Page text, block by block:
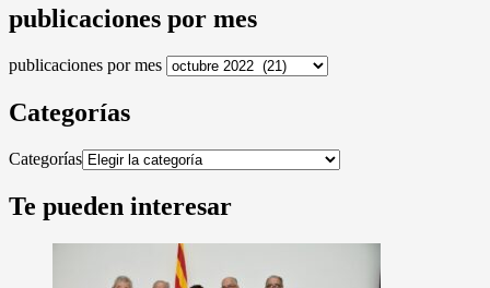
publicaciones por mes
publicaciones por mes
Categorías
Categorías
Te pueden interesar